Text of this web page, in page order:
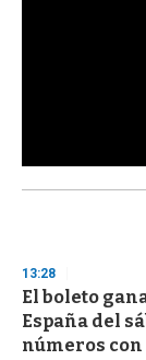
s
d
s
o
f
3
13:28
El boleto
España del
números